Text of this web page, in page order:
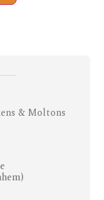
& Moltons